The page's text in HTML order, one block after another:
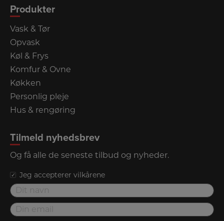
Produkter
Vask & Tør
Opvask
Køl & Frys
Komfur & Ovne
Køkken
Personlig pleje
Hus & rengøring
Tilmeld nyhedsbrev
Og få alle de seneste tilbud og nyheder.
Jeg accepterer vilkårene